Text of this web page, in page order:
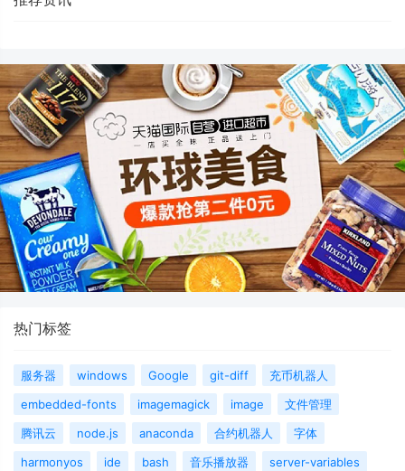
热门标签
服务器 windows Google git-diff
充币机器人
embedded-fonts
imagemagick image
文件管理
腾讯云
node.js anaconda 合约机器人
字体
harmonyos
ide bash 音乐播放器
server-variables